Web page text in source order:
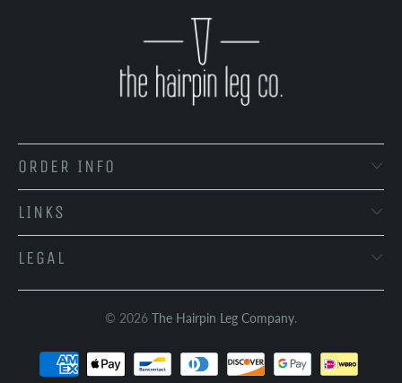
ORDER INFO
LINKS
LEGAL
© 2026 The Hairpin Leg Company.